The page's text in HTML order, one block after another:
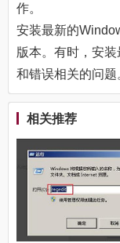
作。
安装最新的
版本。有时，安
和错误相关的问题
相关推荐